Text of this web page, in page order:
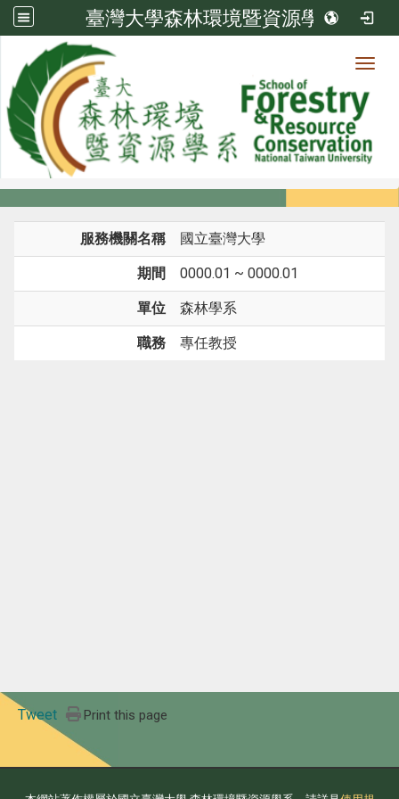
臺灣大學森林環境暨資源學系
系所成員
系所成員
服務機關名稱 國立臺灣大學
期間 0000.01 ~ 0000.01
單位 森林學系
職務 專任教授
Tweet Print this page